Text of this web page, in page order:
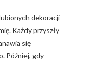
dekoracji
Każdy przyszły
się
Później, gdy